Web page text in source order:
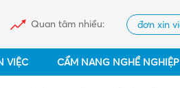
Quan tâm nhiều: đơn xin
VIỆC CẨM NANG NGHỀ NGHIỆP